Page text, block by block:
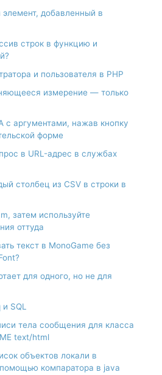
элемент, добавленный в
строк в функцию и
и пользователя в PHP
измерение — только
с аргументами, нажав кнопку
форме
в URL-адрес в службах
столбец из CSV в строки в
затем используйте
оттуда
текст в MonoGame без
для одного, но не для
SQL
тела сообщения для класса
text/html
объектов локали в
компаратора в java